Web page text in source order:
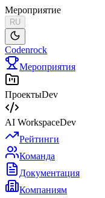
Мероприятие
RU
Codenrock
Мероприятия
ПроектыDev
AI WorkspaceDev
Рейтинги
Команда
Документация
Компаниям